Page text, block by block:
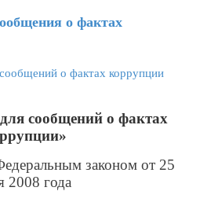
о фактах
о фактах коррупции
сообщений о фактах
законом от 25
2008 года